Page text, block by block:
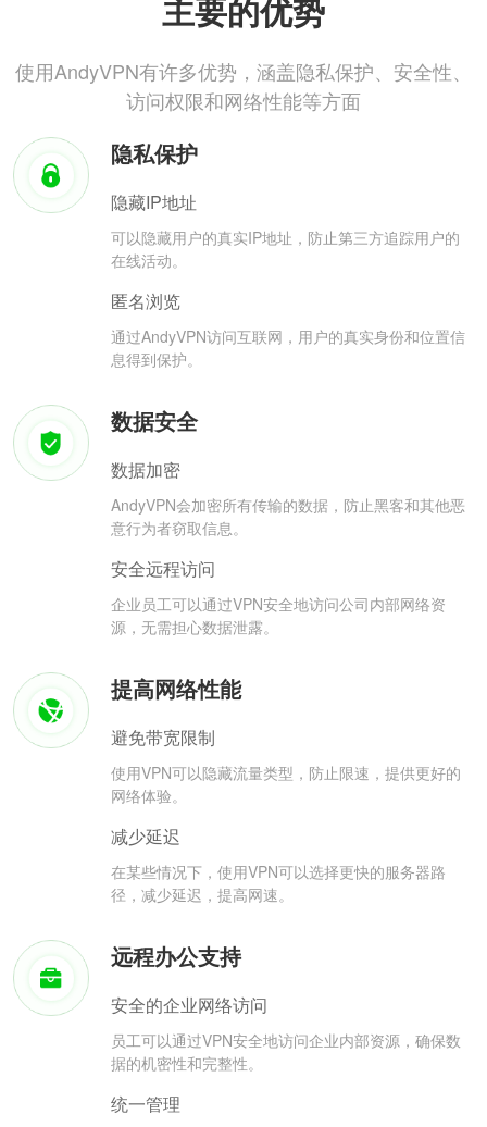
主要的优势
使用AndyVPN有许多优势，涵盖隐私保护、安全性、
访问权限和网络性能等方面
隐私保护
隐藏IP地址
可以隐藏用户的真实IP地址，防止第三方追踪用户的
在线活动。
匿名浏览
通过AndyVPN访问互联网，用户的真实身份和位置信
息得到保护。
数据安全
数据加密
AndyVPN会加密所有传输的数据，防止黑客和其他恶
意行为者窃取信息。
安全远程访问
企业员工可以通过VPN安全地访问公司内部网络资
源，无需担心数据泄露。
提高网络性能
避免带宽限制
使用VPN可以隐藏流量类型，防止限速，提供更好的
网络体验。
减少延迟
在某些情况下，使用VPN可以选择更快的服务器路
径，减少延迟，提高网速。
远程办公支持
安全的企业网络访问
员工可以通过VPN安全地访问企业内部资源，确保数
据的机密性和完整性。
统一管理